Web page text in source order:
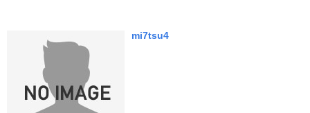
mi7tsu4